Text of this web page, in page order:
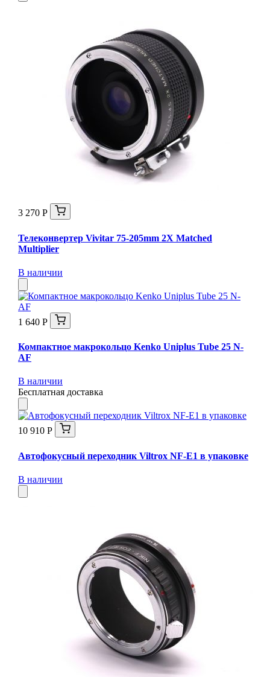
3 270 Р
Телеконвертер Vivitar 75-205mm 2X Matched
Multiplier
В наличии
1 640 Р
Компактное макрокольцо Kenko Uniplus Tube 25 N-
AF
В наличии
Бесплатная доставка
10 910 Р
Автофокусный переходник Viltrox NF-E1 в упаковке
В наличии